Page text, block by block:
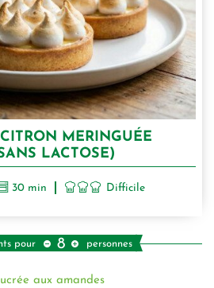
MERINGUÉE
LACTOSE)
30 min Difficile
pour 8 personnes
aux amandes